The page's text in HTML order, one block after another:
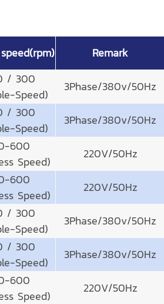
Remark
/ 300
Speed)
3Phase/380v/50Hz
/ 300
Speed)
3Phase/380v/50Hz
600
Speed)
220V/50Hz
600
Speed)
220V/50Hz
/ 300
Speed)
3Phase/380v/50Hz
/ 300
Speed)
3Phase/380v/50Hz
600
Speed)
220V/50Hz